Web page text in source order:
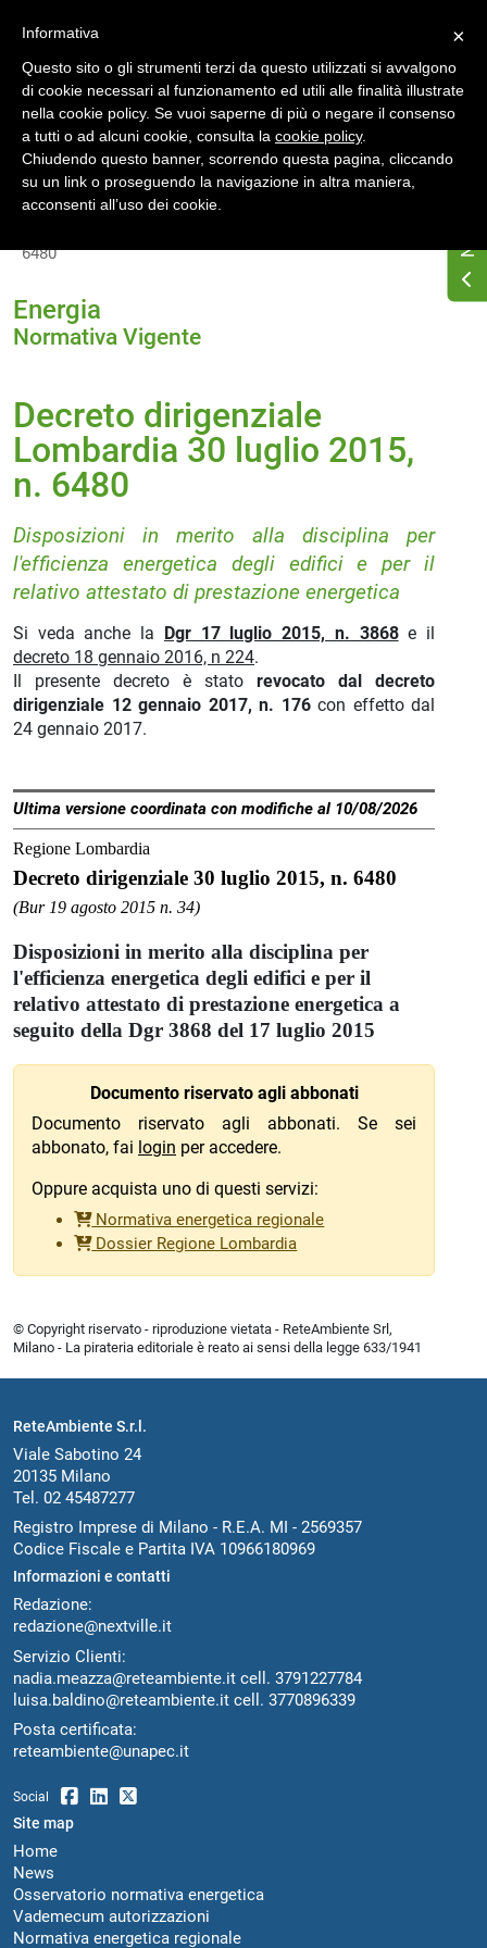
Home
Normativa energetica regionale
Lombardia
Normativa Vigente
6480
Energia
Normativa Vigente
Decreto dirigenziale
Lombardia 30 luglio 2015,
n. 6480
Disposizioni in merito alla disciplina per
l'efficienza energetica degli edifici e per il
relativo attestato di prestazione energetica
Si veda anche la Dgr 17 luglio 2015, n. 3868e il
decreto 18 gennaio 2016, n 224.
Il presente decreto è stato revocato dal decreto
dirigenziale 12 gennaio 2017, n. 176con effetto dal
24 gennaio 2017.
Ultima versione coordinata con modifiche al 10/08/2026
Regione Lombardia
Decreto dirigenziale 30 luglio 2015, n. 6480
(Bur 19 agosto 2015 n. 34)
Disposizioni in merito alla disciplina per
l'efficienza energetica degli edifici e per il
relativo attestato di prestazione energetica a
seguito della Dgr 3868 del 17 luglio 2015
Documento riservato agli abbonati
Documento riservato agli abbonati. Se sei
abbonato, fai login per accedere.
Oppure acquista uno di questi servizi:
Normativa energetica regionale
Dossier Regione Lombardia
© Copyright riservato - riproduzione vietata - ReteAmbiente Srl,
Milano - La pirateria editoriale è reato ai sensi della legge 633/1941
ReteAmbiente S.r.l.
Viale Sabotino 24
20135 Milano
Tel. 02 45487277
Registro Imprese di Milano - R.E.A. MI - 2569357
Codice Fiscale e Partita IVA 10966180969
Informazioni e contatti
Redazione:
redazione@nextville.it
Servizio Clienti:
nadia.meazza@reteambiente.it cell. 3791227784
luisa.baldino@reteambiente.it cell. 3770896339
Posta certificata:
reteambiente@unapec.it
Social
Site map
Home
News
Osservatorio normativa energetica
Vademecum autorizzazioni
Normativa energetica regionale
×
Informativa
Questo sito o gli strumenti terzi da questo utilizzati si avvalgono
di cookie necessari al funzionamento ed utili alle finalità illustrate
nella cookie policy. Se vuoi saperne di più o negare il consenso
a tutti o ad alcuni cookie, consulta la cookie policy.
Chiudendo questo banner, scorrendo questa pagina, cliccando
su un link o proseguendo la navigazione in altra maniera,
acconsenti all’uso dei cookie.